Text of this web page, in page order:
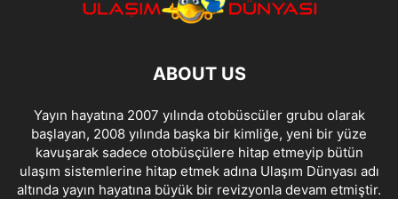
ABOUT US
Yayın hayatına 2007 yılında otobüscüler grubu olarak
başlayan, 2008 yılında başka bir kimliğe, yeni bir yüze
kavuşarak sadece otobüsçülere hitap etmeyip bütün
ulaşım sistemlerine hitap etmek adına Ulaşım Dünyası adı
altında yayın hayatına büyük bir revizyonla devam etmiştir.